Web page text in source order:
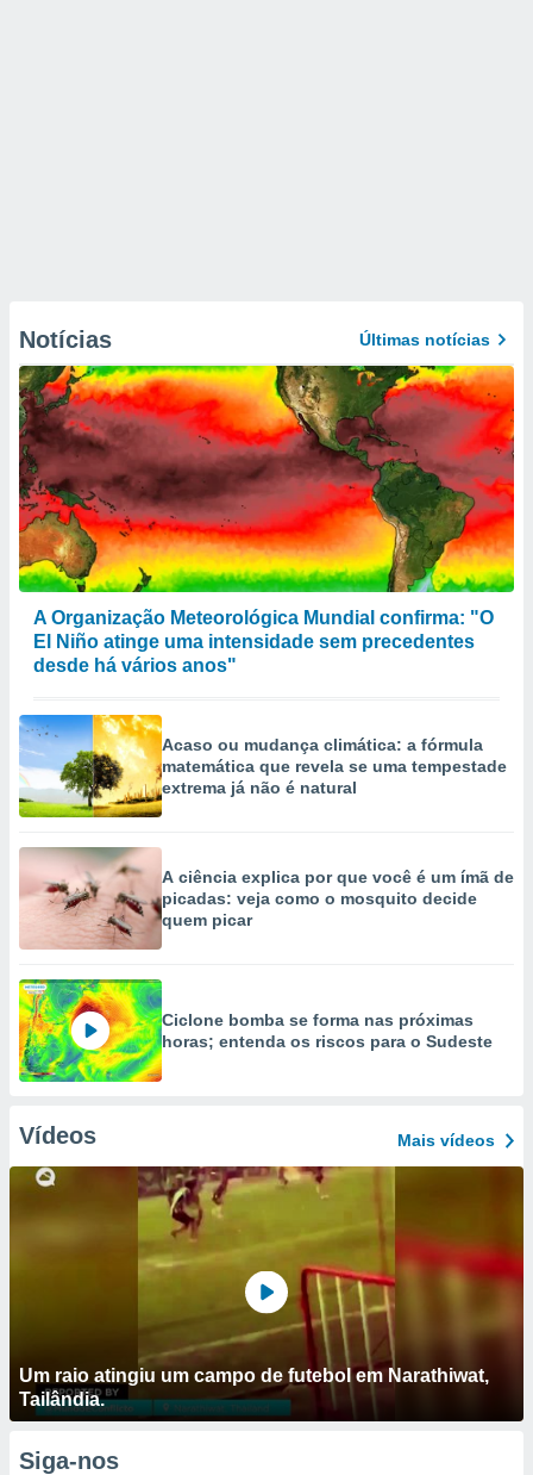
Notícias Últimas notícias
A Organização Meteorológica Mundial confirma: "O
El Niño atinge uma intensidade sem precedentes
desde há vários anos"
Acaso ou mudança climática: a fórmula
matemática que revela se uma tempestade
extrema já não é natural
A ciência explica por que você é um ímã de
picadas: veja como o mosquito decide
quem picar
Ciclone bomba se forma nas próximas
horas; entenda os riscos para o Sudeste
Vídeos Mais vídeos
Um raio atingiu um campo de futebol em Narathiwat,
Tailândia.
Siga-nos